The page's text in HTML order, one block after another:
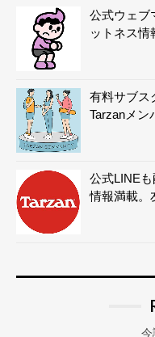
公式ウェブ
ットネス情
有料サブス
Tarzanメン
公式LINE
情報満載。
今